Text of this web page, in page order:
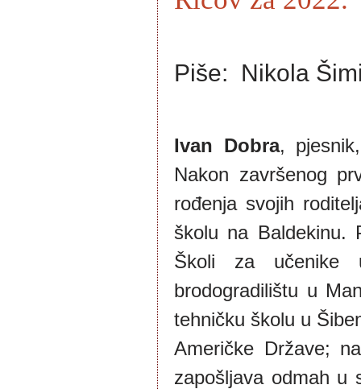
Piše: Nikola
Ivan Dobra,
Nakon završenog
rođenja svojih
školu na Baldekinu.
Školi za učenike
brodogradilištu u
tehničku školu u
Američke Države;
zapošljava odmah u